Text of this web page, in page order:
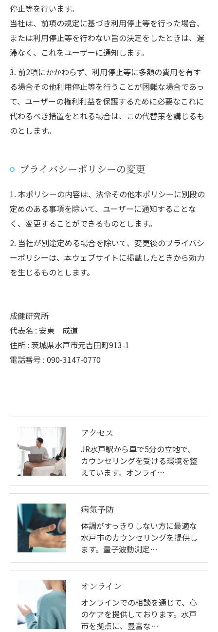
停止等を行います。
当社は、前項の規定に基づき利用停止等を行った場合、
または利用停止等を行わない旨の決定をしたときは、遅
滞なく、これをユーザーに通知します。
3. 前2項にかかわらず、利用停止等に多額の費用を有す
る場合その他利用停止等を行うことが困難な場合であっ
て、ユーザーの権利利益を保護するために必要なこれに
代わるべき措置をとれる場合は、この代替策を講じるも
のとします。
プライバシーポリシーの変更
1. 本ポリシーの内容は、法令その他本ポリシーに別段の
定めのある事項を除いて、ユーザーに通知することな
く、変更することができるものとします。
2. 当社が別途定める場合を除いて、変更後のプライバシ
ーポリシーは、本ウェブサイトに掲載したときから効力
を生じるものとします。
成健研究所
代表名 : 安東 成道
住所 : 茨城県水戸市元吉田町913-1
電話番号 : 090-3147-0770
アクセス
JR水戸駅から車で5分の立地で、
カウンセリングを受ける環境を整
えています。オンライ…
病気予防
体調がすっきりしない方に最適な
水戸市のカウンセリングを提供し
ます。量子波動測定…
オンライン
オンラインでの相談を通じて、心
のケアを提供しております。水戸
市を拠点に、豊富な…